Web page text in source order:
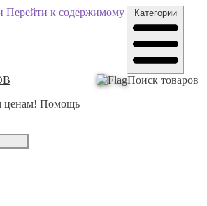
Перейти к содержимому
ценам! Помощь
Категории
Поиск товаров